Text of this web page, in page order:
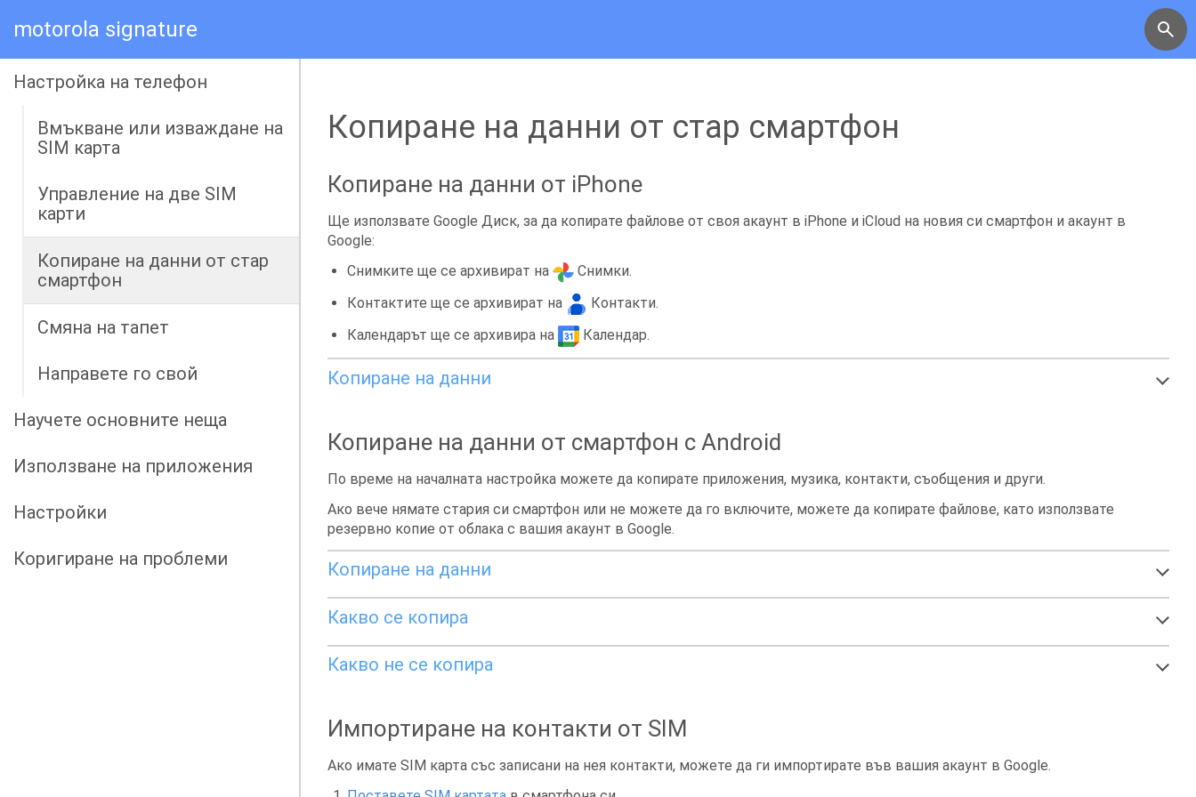
motorola signature
Копиране на данни от стар смартфон
Копиране на данни от iPhone
Ще използвате Google Диск, за да копирате файлове от своя акаунт в iPhone и iCloud на новия си смартфон и акаунт в
Google:
Снимките ще се архивират на
Снимки.
Контактите ще се архивират на
Контакти.
Календарът ще се архивира на
Календар.
Копиране на данни
Копиране на данни от смартфон с Android
По време на началната настройка можете да копирате приложения, музика, контакти, съобщения и други.
Ако вече нямате стария си смартфон или не можете да го включите, можете да копирате файлове, като използвате
резервно копие от облака с вашия акаунт в Google.
Копиране на данни
Какво се копира
Какво не се копира
Импортиране на контакти от SIM
Ако имате SIM карта със записани на нея контакти, можете да ги импортирате във вашия акаунт в Google.
Настройка на телефон
Вмъкване или изваждане на
SIM карта
Управление на две SIM
карти
Копиране на данни от стар
смартфон
Смяна на тапет
Направете го свой
Научете основните неща
Използване на приложения
Настройки
Коригиране на проблеми